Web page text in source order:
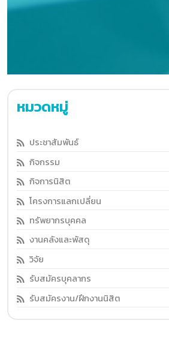
ประชาสัมพันธ์
กิจกรรม
กิจการนิสิต
โครงการแลกเปลี่ยน
ทรัพยากรบุคคล
งานคลังและพัสดุ
วิจัย
รับสมัครบุคลากร
รับสมัครงาน/ฝึกงานนิสิต